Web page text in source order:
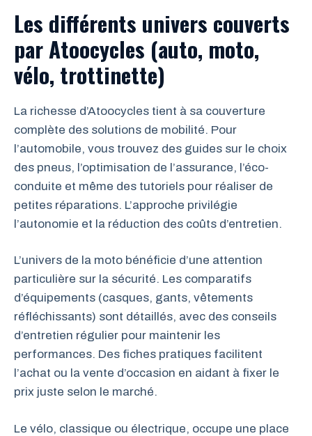
Les différents univers couverts
par Atoocycles (auto, moto,
vélo, trottinette)
La richesse d’Atoocycles tient à sa couverture
complète des solutions de mobilité. Pour
l’automobile, vous trouvez des guides sur le choix
des pneus, l’optimisation de l’assurance, l’éco-
conduite et même des tutoriels pour réaliser de
petites réparations. L’approche privilégie
l’autonomie et la réduction des coûts d’entretien.
L’univers de la moto bénéficie d’une attention
particulière sur la sécurité. Les comparatifs
d’équipements (casques, gants, vêtements
réfléchissants) sont détaillés, avec des conseils
d’entretien régulier pour maintenir les
performances. Des fiches pratiques facilitent
l’achat ou la vente d’occasion en aidant à fixer le
prix juste selon le marché.
Le vélo, classique ou électrique, occupe une place